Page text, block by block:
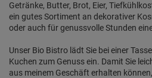
Getränke, Butter, Brot, Eier,
ein gutes Sortiment an dekorativer
oder auch für genussvolle Stunden
Unser Bio Bistro lädt Sie bei einer
Kuchen zum Genuss ein. Damit Sie
aus meinem Geschäft erhalten